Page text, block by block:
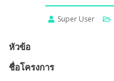
Super User
หัวข้อ
ชื่อโครงการ